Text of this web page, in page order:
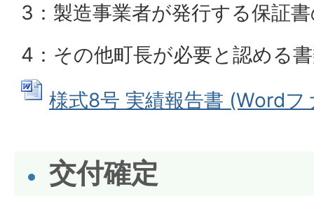
3：製造事業者が発行する保証
4：その他町長が必要と認める
様式8号 実績報告書 (Wordフ
交付確定